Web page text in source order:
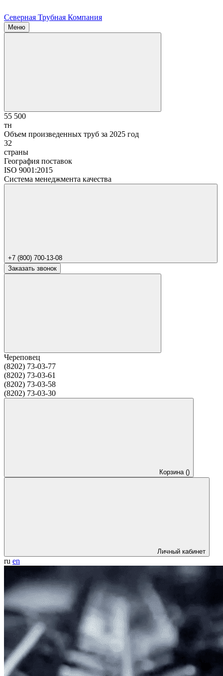
Северная Трубная Компания
Меню
55 500
тн
Объем произведенных труб за 2025 год
32
страны
География поставок
ISO 9001:2015
Система менеджмента качества
+7 (800) 700-13-08
Заказать звонок
Череповец
(8202) 73-03-77
(8202) 73-03-61
(8202) 73-03-58
(8202) 73-03-30
Корзина ()
Личный кабинет
ru en